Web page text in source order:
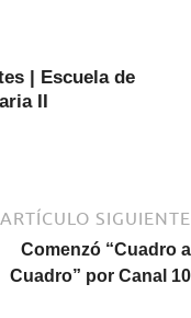
| Escuela de
II
ARTÍCULO SIGUIENTE
Comenzó “Cuadro a
Cuadro” por Canal 10